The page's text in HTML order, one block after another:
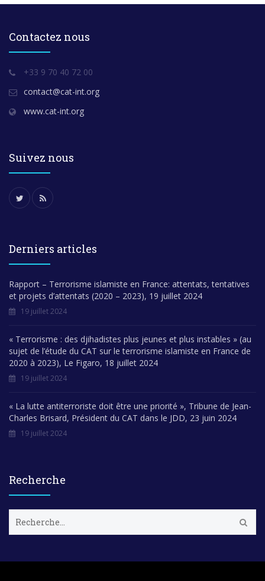
Contactez nous
+33 9 70 40 72 00
contact@cat-int.org
www.cat-int.org
Suivez nous
Derniers articles
Rapport – Terrorisme islamiste en France: attentats, tentatives
et projets d’attentats (2020 – 2023), 19 juillet 2024
19 juillet 2024
« Terrorisme : des djihadistes plus jeunes et plus instables » (au
sujet de l’étude du CAT sur le terrorisme islamiste en France de
2020 à 2023), Le Figaro, 18 juillet 2024
19 juillet 2024
« La lutte antiterroriste doit être une priorité », Tribune de Jean-
Charles Brisard, Président du CAT dans le JDD, 23 juin 2024
19 juillet 2024
Recherche
c
e